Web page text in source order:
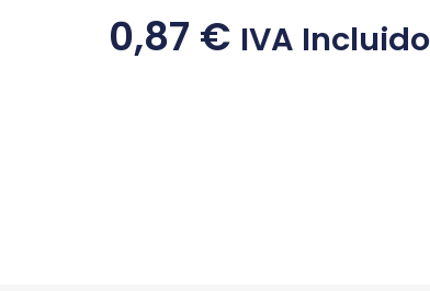
0,87 € IVA Incluido